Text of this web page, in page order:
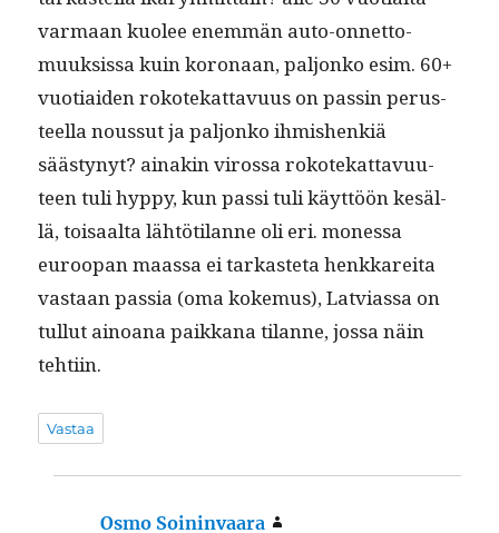
var­maan kuolee enem­män auto-onnet­to­
muuk­sis­sa kuin koron­aan, paljonko esim. 60+
vuo­ti­aiden rokotekat­tavu­us on passin perus­
teel­la nous­sut ja paljonko ihmishenkiä
säästynyt? ainakin virossa rokotekat­tavu­u­
teen tuli hyp­py, kun pas­si tuli käyt­töön kesäl­
lä, toisaal­ta lähtöti­lanne oli eri. mon­es­sa
euroopan maas­sa ei tarkaste­ta henkkare­i­ta
vas­taan pas­sia (oma koke­mus), Latvi­as­sa on
tul­lut ain­oana paikkana tilanne, jos­sa näin
tehtiin.
Vastaa
Osmo Soininvaara